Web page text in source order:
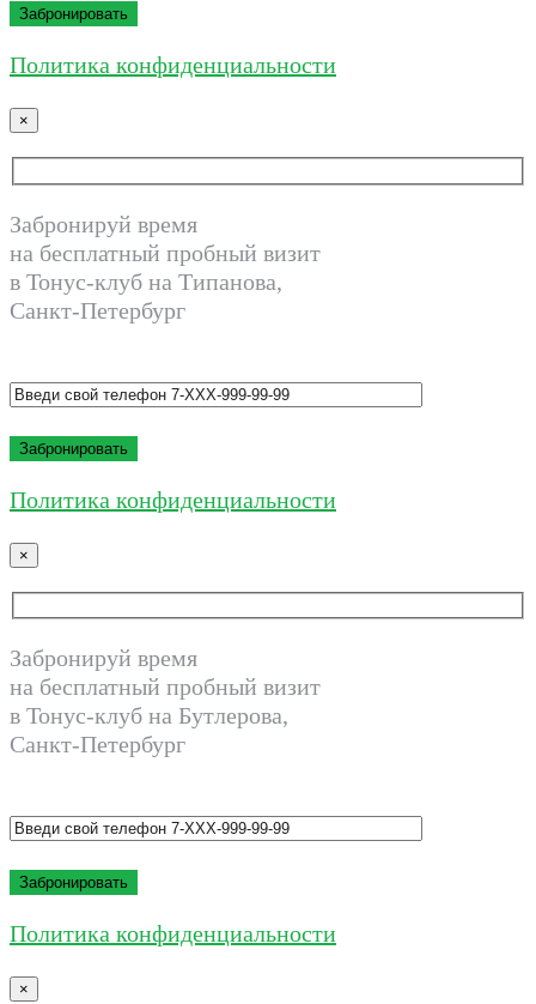
Политика конфиденциальности
×
Забронируй время
на бесплатный пробный визит
в Тонус-клуб на Типанова,
Санкт-Петербург
Политика конфиденциальности
×
Забронируй время
на бесплатный пробный визит
в Тонус-клуб на Бутлерова,
Санкт-Петербург
Политика конфиденциальности
×